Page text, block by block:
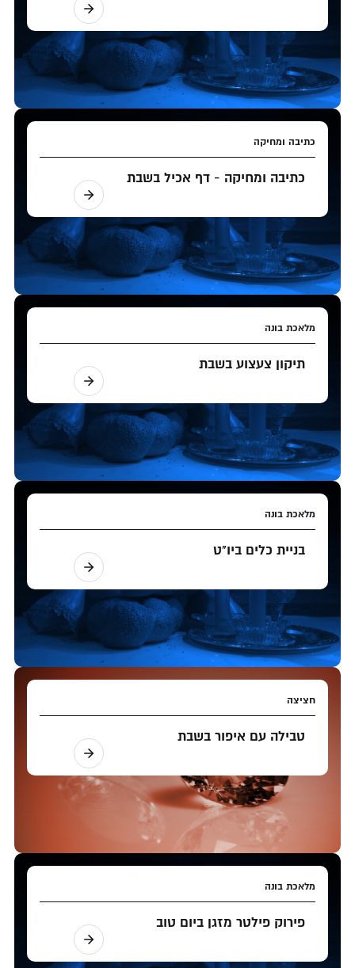
כתיבה ומחיקה
כתיבה ומחיקה - דף אכיל בשבת
מלאכת בונה
תיקון צעצוע בשבת
מלאכת בונה
בניית כלים ביו"ט
חציצה
טבילה עם איפור בשבת
מלאכת בונה
פירוק פילטר מזגן ביום טוב